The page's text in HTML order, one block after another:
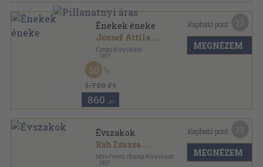
Énekek éneke
József Attila ...
Európa Könyvkiadó
1957
Vászon
1.720 Ft
50
860 ,-Ft
Kapható pont:
MEGNÉZEM
Évszakok
Rab Zsuzsa ...
Móra Ferenc Ifjúsági Könyvkiadó
1957
Kapható pont:
MEGNÉZEM